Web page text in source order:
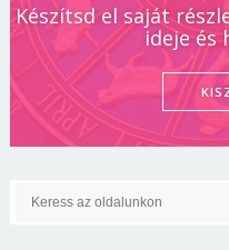
Készítsd el saját
ideje és